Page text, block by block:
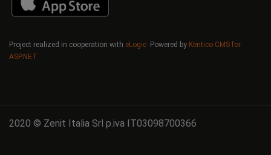
Project realized in cooperation with eLogic Powered by Kentico CMS for
ASP.NET
2020 © Zenit Italia Srl p.iva IT03098700366